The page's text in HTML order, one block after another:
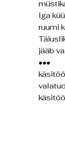
Iga
ruumi
jääb
•••